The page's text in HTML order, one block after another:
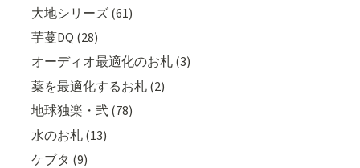
大地シリーズ (61)
芋蔓DQ (28)
オーディオ最適化のお札 (3)
薬を最適化するお札 (2)
地球独楽・弐 (78)
水のお札 (13)
ケブタ (9)